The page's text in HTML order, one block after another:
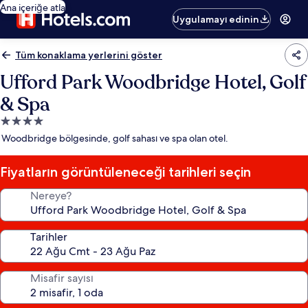
Ana içeriğe atla
Uygulamayı edinin
Tüm konaklama yerlerini göster
Ufford Park Woodbridge Hotel, Golf
& Spa
4.0
yıldızlı
yeri
Woodbridge bölgesinde, golf sahası ve spa olan otel.
Fiyatların görüntüleneceği tarihleri seçin
Nereye?
Tarihler
Misafir sayısı